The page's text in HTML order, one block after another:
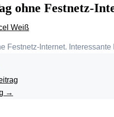
ohne Festnetz-
Weiß
Festnetz-Internet.
→